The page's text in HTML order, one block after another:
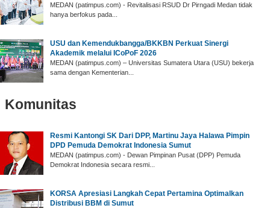
MEDAN (patimpus.com) - Revitalisasi RSUD Dr Pirngadi Medan tidak
hanya berfokus pada...
USU dan Kemendukbangga/BKKBN Perkuat Sinergi
Akademik melalui ICoPoF 2026
MEDAN (patimpus.com) – Universitas Sumatera Utara (USU) bekerja
sama dengan Kementerian...
Komunitas
‎Resmi Kantongi SK Dari DPP, Martinu Jaya Halawa Pimpin
DPD Pemuda Demokrat Indonesia Sumut ‎
‎MEDAN (patimpus.com) - Dewan Pimpinan Pusat (DPP) Pemuda
Demokrat Indonesia secara resmi...
‎KORSA Apresiasi Langkah Cepat Pertamina Optimalkan
Distribusi BBM di Sumut